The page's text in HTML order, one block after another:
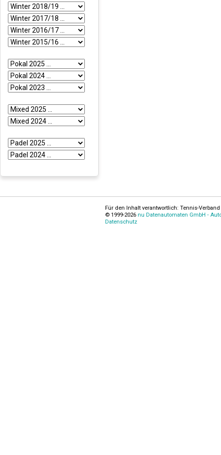
Für den Inhalt verantwortlich: Tennis-
© 1999-2026 nu Datenautomaten GmbH -
Datenschutz